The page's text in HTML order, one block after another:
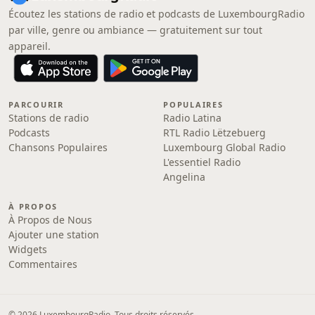
Écoutez les stations de radio et podcasts de LuxembourgRadio
par ville, genre ou ambiance — gratuitement sur tout
appareil.
PARCOURIR
Stations de radio
Podcasts
Chansons Populaires
POPULAIRES
Radio Latina
RTL Radio Lëtzebuerg
Luxembourg Global Radio
L'essentiel Radio
Angelina
À PROPOS
À Propos de Nous
Ajouter une station
Widgets
Commentaires